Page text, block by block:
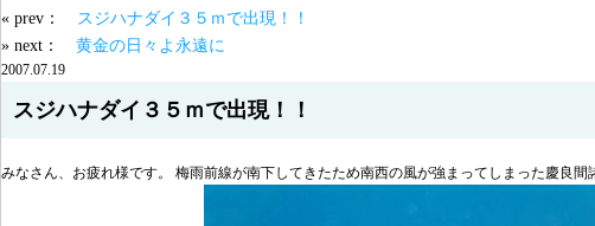
« prev：
スジハナダイ３５ｍで出現！！
» next： 黄金の日々よ永遠に
2007.07.19
スジハナダイ３５ｍで出現！！
みなさん、お疲れ様です。 梅雨前線が南下してきたため南西の風が強まってしまった慶良間